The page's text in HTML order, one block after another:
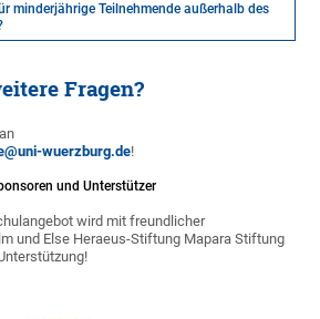
minderjährige Teilnehmende außerhalb des
Fragen?
wuerzburg.de!
und Unterstützer
wird mit freundlicher
und Else Heraeus-Stiftung Mapara Stiftung